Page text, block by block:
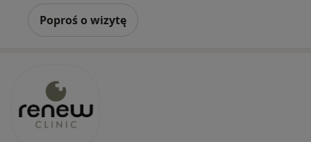
Poproś o wizytę